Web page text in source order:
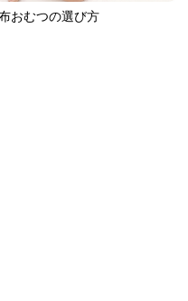
おむつの選び方